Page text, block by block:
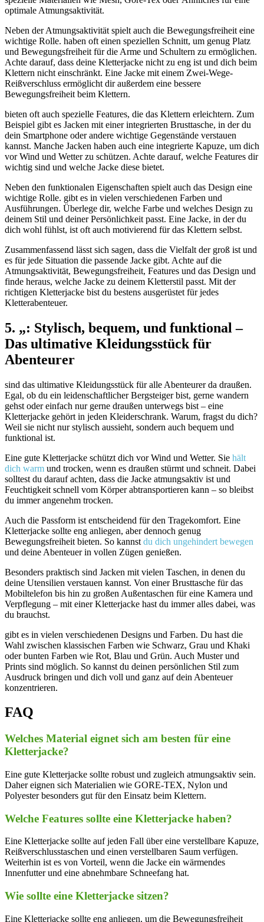
optimale Atmungsaktivität.
Neben der Atmungsaktivität spielt auch die Bewegungsfreiheit eine
wichtige Rolle. haben oft einen speziellen Schnitt, um genug Platz
und Bewegungsfreiheit für die Arme und Schultern zu ermöglichen.
Achte darauf, dass deine Kletterjacke nicht zu eng ist und dich beim
Klettern nicht einschränkt. Eine Jacke mit einem Zwei-Wege-
Reißverschluss ermöglicht dir außerdem eine bessere
Bewegungsfreiheit beim Klettern.
bieten oft auch spezielle Features, die das Klettern erleichtern. Zum
Beispiel gibt es Jacken mit einer integrierten Brusttasche, in der du
dein Smartphone oder andere wichtige Gegenstände verstauen
kannst. Manche Jacken haben auch eine integrierte Kapuze, um dich
vor Wind und Wetter zu schützen. Achte darauf, welche Features dir
wichtig sind und welche Jacke diese bietet.
Neben den funktionalen Eigenschaften spielt auch das Design eine
wichtige Rolle. gibt es in vielen verschiedenen Farben und
Ausführungen. Überlege dir, welche Farbe und welches Design zu
deinem Stil und deiner Persönlichkeit passt. Eine Jacke, in der du
dich wohl fühlst, ist oft auch motivierend für das Klettern selbst.
Zusammenfassend lässt sich sagen, dass die Vielfalt der groß ist und
es für jede Situation die passende Jacke gibt. Achte auf die
Atmungsaktivität, Bewegungsfreiheit, Features und das Design und
finde heraus, welche Jacke zu deinem Kletterstil passt. Mit der
richtigen Kletterjacke bist du bestens ausgerüstet für jedes
Kletterabenteuer.
5. „: Stylisch, bequem, und funktional –
Das ultimative Kleidungsstück für
Abenteurer
sind das ultimative Kleidungsstück für alle Abenteurer da draußen.
Egal, ob du ein leidenschaftlicher Bergsteiger bist, gerne wandern
gehst oder einfach nur gerne draußen unterwegs bist – eine
Kletterjacke gehört in jeden Kleiderschrank. Warum, fragst du dich?
Weil sie nicht nur stylisch aussieht, sondern auch bequem und
funktional ist.
Eine gute Kletterjacke schützt dich vor Wind und Wetter. Sie hält
dich warm und trocken, wenn es draußen stürmt und schneit. Dabei
solltest du darauf achten, dass die Jacke atmungsaktiv ist und
Feuchtigkeit schnell vom Körper abtransportieren kann – so bleibst
du immer angenehm trocken.
Auch die Passform ist entscheidend für den Tragekomfort. Eine
Kletterjacke sollte eng anliegen, aber dennoch genug
Bewegungsfreiheit bieten. So kannst du dich ungehindert bewegen
und deine Abenteuer in vollen Zügen genießen.
Besonders praktisch sind Jacken mit vielen Taschen, in denen du
deine Utensilien verstauen kannst. Von einer Brusttasche für das
Mobiltelefon bis hin zu großen Außentaschen für eine Kamera und
Verpflegung – mit einer Kletterjacke hast du immer alles dabei, was
du brauchst.
gibt es in vielen verschiedenen Designs und Farben. Du hast die
Wahl zwischen klassischen Farben wie Schwarz, Grau und Khaki
oder bunten Farben wie Rot, Blau und Grün. Auch Muster und
Prints sind möglich. So kannst du deinen persönlichen Stil zum
Ausdruck bringen und dich voll und ganz auf dein Abenteuer
konzentrieren.
FAQ
Welches Material eignet sich am besten für eine
Kletterjacke?
Eine gute Kletterjacke sollte robust und zugleich atmungsaktiv sein.
Daher eignen sich Materialien wie GORE-TEX, Nylon und
Polyester besonders gut für den Einsatz beim Klettern.
Welche Features sollte eine Kletterjacke haben?
Eine Kletterjacke sollte auf jeden Fall über eine verstellbare Kapuze,
Reißverschlusstaschen und einen verstellbaren Saum verfügen.
Weiterhin ist es von Vorteil, wenn die Jacke ein wärmendes
Innenfutter und eine abnehmbare Schneefang hat.
Wie sollte eine Kletterjacke sitzen?
Eine Kletterjacke sollte eng anliegen, um die Bewegungsfreiheit